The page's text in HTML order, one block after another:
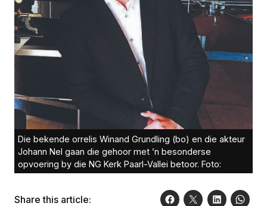
Die bekende orrelis Winand Grundling (bo) en die akteur
Johann Nel gaan die gehoor met ’n besonderse
opvoering by die NG Kerk Paarl-Vallei betoor. Foto:
Share this article: